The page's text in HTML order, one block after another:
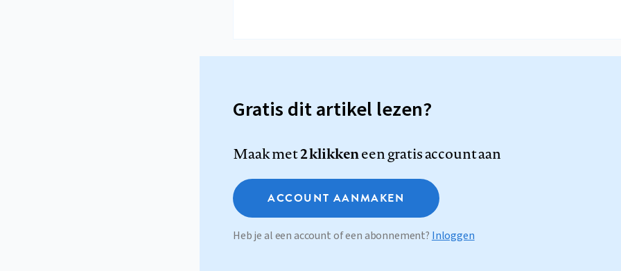
Gratis dit artikel lezen?
Maak met2 klikkeneen gratis account aan
ACCOUNT AANMAKEN
Heb je al een account of een abonnement? Inloggen